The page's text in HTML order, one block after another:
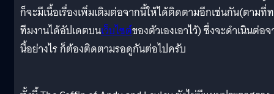
ก็จะมีเนื้อเรื่องเพิ่มเติมต่อจากนี้ให้ได้ติดตามอีกเช่นกัน(ตามที่
ทีมงานได้อัปเดตบนเว็บไซต์ของตัวเองเอาไว้) ซึ่งจะดำเนินต่อ
นี้อย่างไร ก็ต้องติดตามรอดูกันต่อไปครับ